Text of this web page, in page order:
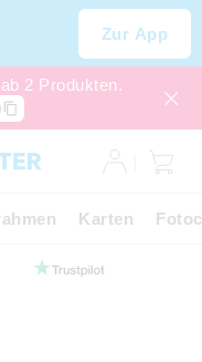
Zur App
2 Produkten.
Karten